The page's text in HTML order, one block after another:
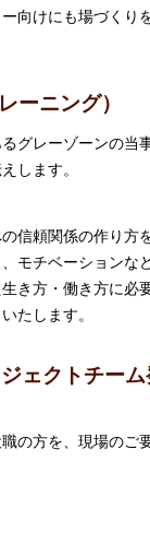
向けにも場づくり
ーニング）
グレーゾーンの当
します。
信頼関係の作り方
モチベーションな
き方・働き方に必
たします。
ェクトチー
の方を、現場のご